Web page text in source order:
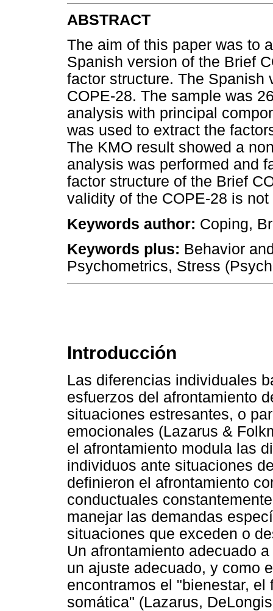
ABSTRACT
The aim of this paper was to
Spanish version of the Brief
factor structure. The Spanish
COPE-28. The sample was
analysis with principal
was used to extract the
The KMO result showed a
analysis was performed and
factor structure of the Brief
validity of the COPE-28 is
Keywords author: Coping,
Keywords plus: Behavior
Psychometrics, Stress
Introducción
Las diferencias individuales
esfuerzos del afrontamiento
situaciones estresantes, o
emocionales (Lazarus &
el afrontamiento modula las
individuos ante situaciones
definieron el afrontamiento
conductuales
manejar las demandas
situaciones que exceden o
Un afrontamiento adecuado
un ajuste adecuado, y como
encontramos el "bienestar,
somática" (Lazarus,